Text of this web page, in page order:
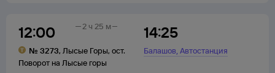
12:00
№ 3273, Лысые Горы, ост.
Поворот на Лысые горы
14:25
Балашов,Автостанция
2 ч 25 м